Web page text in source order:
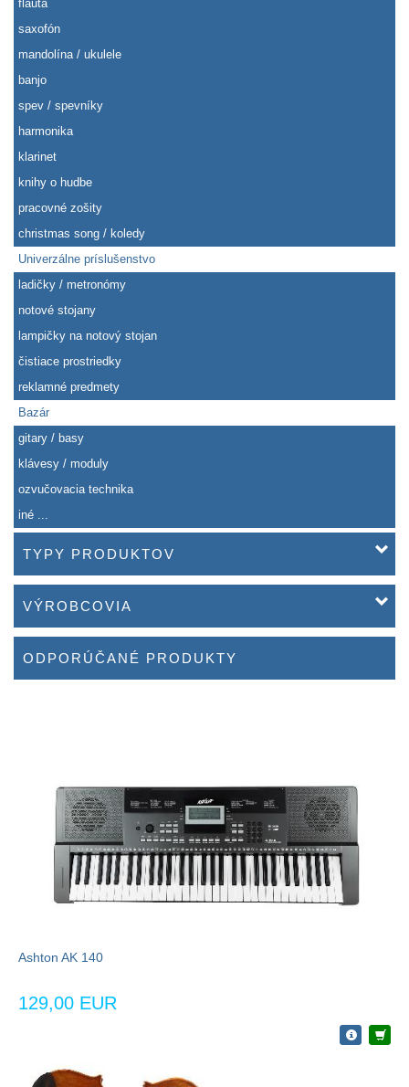
flauta
saxofón
mandolína / ukulele
banjo
spev / spevníky
harmonika
klarinet
knihy o hudbe
pracovné zošity
christmas song / koledy
Univerzálne príslušenstvo
ladičky / metronómy
notové stojany
lampičky na notový stojan
čistiace prostriedky
reklamné predmety
Bazár
gitary / basy
klávesy / moduly
ozvučovacia technika
iné ...
TYPY PRODUKTOV
VÝROBCOVIA
ODPORÚČANÉ PRODUKTY
Ashton AK 140
129,00 EUR